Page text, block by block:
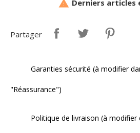
 Derniers articles
Partager
Garanties sécurité (à modifier
"Réassurance")
Politique de livraison (à modifier